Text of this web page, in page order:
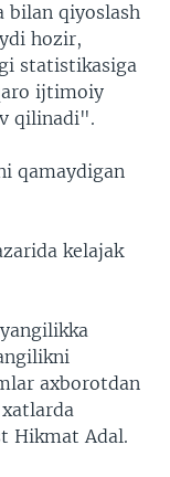
bilan qiyoslash
hozir,
statistikasiga
ijtimoiy
qilinadi".
qamaydigan
kelajak
axborotdan
Hikmat Adal.